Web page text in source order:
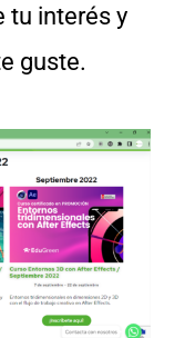
tu interés y
guste.